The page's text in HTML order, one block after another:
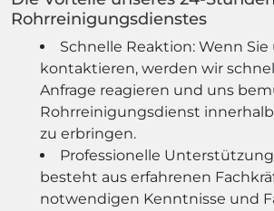
Rohrreinigungsdienstes
Schnelle Reaktion: Wenn Sie
kontaktieren, werden wir
Anfrage reagieren und uns
Rohrreinigungsdienst
zu erbringen.
Professionelle
besteht aus erfahrenen
notwendigen Kenntnisse und